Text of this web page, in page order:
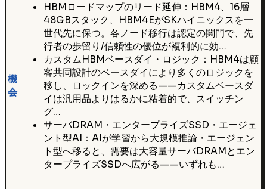
機
会
HBMロードマップのリード延伸：HBM4、16層
48GBスタック、HBM4EがSKハイニックスを一
世代先に保つ。各ノード移行は認定の関門で、先
行者の歩留り/信頼性の優位が複利的に効…
カスタムHBMベースダイ・ロジック：HBM4は顧
客共同設計のベースダイにより多くのロジックを
移し、ロックインを深める——カスタムベースダ
イは汎用品よりはるかに粘着的で、スイッチン
グ…
サーバDRAM・エンタープライズSSD・エージェ
ント型AI：AIが学習から大規模推論・エージェン
ト型へ移ると、需要は大容量サーバDRAMとエン
タープライズSSDへ広がる——いずれも…